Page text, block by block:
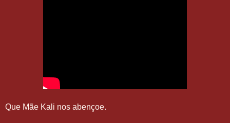
Que Mãe Kali nos abençoe.